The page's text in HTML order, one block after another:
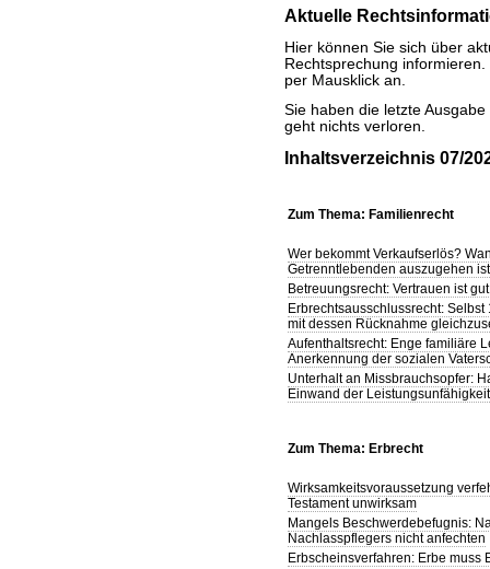
Aktuelle
Hier können Sie sich über
Rechtsprechung
per Mausklick an.
Sie haben die letzte
geht nichts verloren.
Inhaltsverzeichnis 07/
Zum Thema: Familienrecht
Wer bekommt Verkaufserlös?
Getrenntlebenden auszugehen ist
Betreuungsrecht: Vertrauen ist
Erbrechtsausschlussrecht:
mit dessen Rücknahme
Aufenthaltsrecht: Enge familiäre
Anerkennung der sozialen
Unterhalt an Missbrauchsopfer:
Einwand der
Zum Thema: Erbrecht
Wirksamkeitsvoraussetzung
Testament unwirksam
Mangels Beschwerdebefugnis:
Nachlasspflegers nicht anfechten
Erbscheinsverfahren: Erbe muss